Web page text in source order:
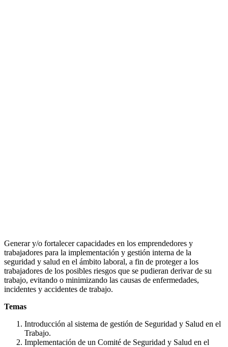
Generar y/o fortalecer capacidades en los emprendedores y
trabajadores para la implementación y gestión interna de la
seguridad y salud en el ámbito laboral, a fin de proteger a los
trabajadores de los posibles riesgos que se pudieran derivar de su
trabajo, evitando o minimizando las causas de enfermedades,
incidentes y accidentes de trabajo.
Temas
Introducción al sistema de gestión de Seguridad y Salud en el
Trabajo.
Implementación de un Comité de Seguridad y Salud en el